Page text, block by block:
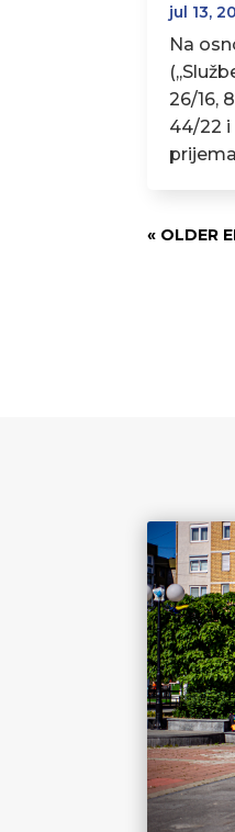
jul 13,
Na
26/16,
44/22 i
« OLDER